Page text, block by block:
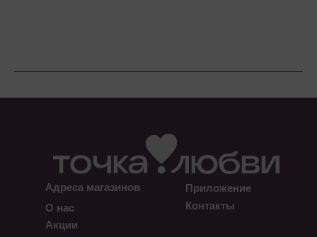
Адреса магазинов
О нас
Акции
Контакты
Приложение